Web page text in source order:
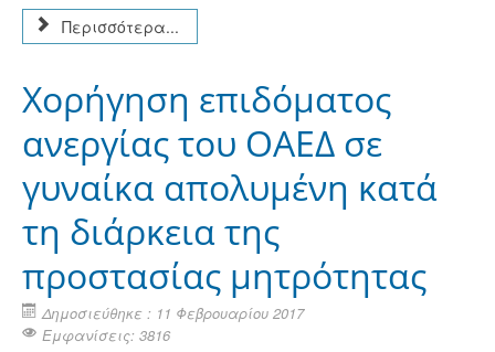
Περισσότερα...
Χορήγηση επιδόματος
ανεργίας του ΟΑΕΔ σε
γυναίκα απολυμένη κατά
τη διάρκεια της
προστασίας μητρότητας
Δημοσιεύθηκε : 11 Φεβρουαρίου 2017
Εμφανίσεις: 3816